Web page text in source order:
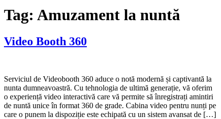
Tag: Amuzament la nuntă
Video Booth 360
Serviciul de Videobooth 360 aduce o notă modernă și captivantă la
nunta dumneavoastră. Cu tehnologia de ultimă generație, vă oferim
o experiență video interactivă care vă permite să înregistrați amintiri
de nuntă unice în format 360 de grade. Cabina video pentru nunți pe
care o punem la dispoziție este echipată cu un sistem avansat de […]